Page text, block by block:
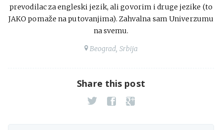
prevodilac za engleski jezik, ali govorim i druge jezike (to
JAKO pomaže na putovanjima). Zahvalna sam Univerzumu
na svemu.
Beograd, Srbija
Share this post